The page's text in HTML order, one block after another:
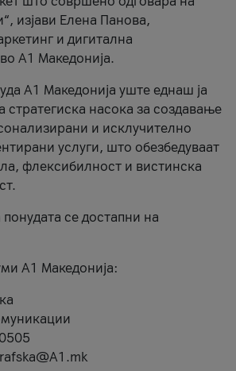
изјави Елена Панова,
и дигитална
А1 Македонија.
А1 Македонија уште еднаш ја
стратегиска насока за создавање
и исклучително
услуги, што обезбедуваат
флексибилност и вистинска
се достапни на
А1 Македонија: